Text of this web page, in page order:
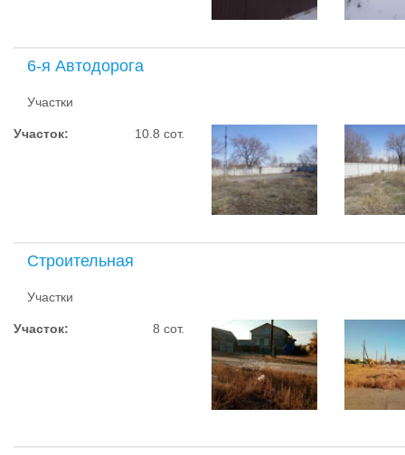
6-я Автодорога
Участки
Участок: 10.8 сот.
Строительная
Участки
Участок: 8 сот.